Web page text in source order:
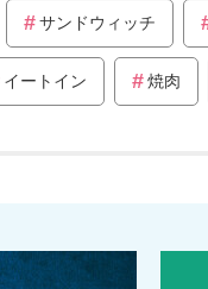
サンドウィッチ
イートイン 焼肉